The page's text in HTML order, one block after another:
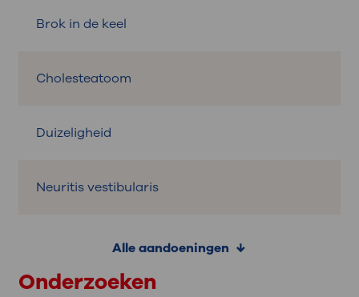
Brok in de keel
Cholesteatoom
Duizeligheid
Neuritis vestibularis
Alle aandoeningen
Onderzoeken